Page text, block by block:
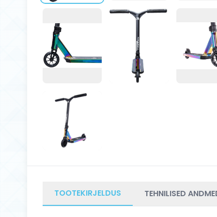
TOOTEKIRJELDUS TEHNILISED